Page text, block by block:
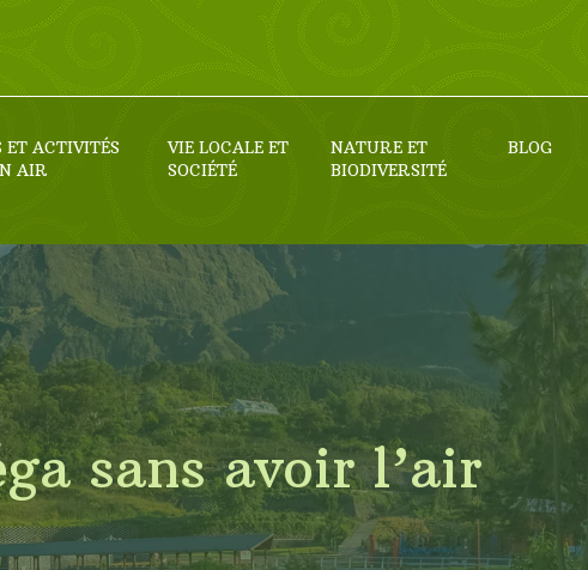
ET ACTIVITÉS
AIR
VIE LOCALE ET
SOCIÉTÉ
NATURE ET
BIODIVERSITÉ
BLOG
sans avoir l’air